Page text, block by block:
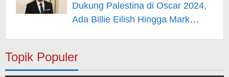
Dukung Palestina di Oscar 2024,
Ada Billie Eilish Hingga Mark
Topik Populer